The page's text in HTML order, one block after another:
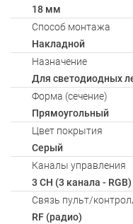
18 мм
Способ монтажа
Накладной
Назначение
Для светодиодных
Форма (сечение)
Прямоугольный
Цвет покрытия
Серый
Каналы управления
3 CH (3 канала - RGB)
Связь пульт/
RF (радио)